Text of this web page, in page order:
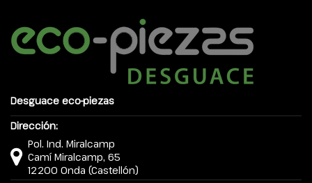
Desguace eco-piezas
Dirección:
Pol. Ind. Miralcamp
Camí Miralcamp, 65
12200 Onda (Castellón)